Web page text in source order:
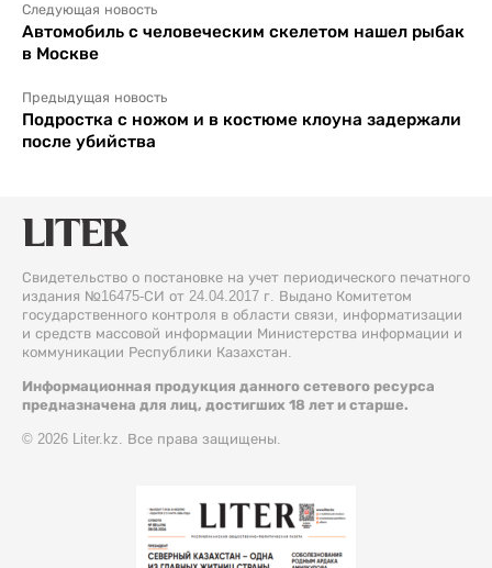
Следующая новость
Автомобиль с человеческим скелетом нашел рыбак
в Москве
Предыдущая новость
Подростка с ножом и в костюме клоуна задержали
после убийства
Свидетельство о постановке на учет периодического печатного
издания №16475-СИ от 24.04.2017 г. Выдано Комитетом
государственного контроля в области связи, информатизации
и средств массовой информации Министерства информации и
коммуникации Республики Казахстан.
Информационная продукция данного сетевого ресурса
предназначена для лиц, достигших 18 лет и старше.
© 2026 Liter.kz. Все права защищены.